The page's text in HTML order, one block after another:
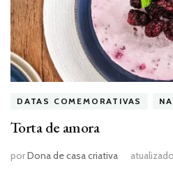
DATAS COMEMORATIVAS
Torta de amora
porDona de casa criativa